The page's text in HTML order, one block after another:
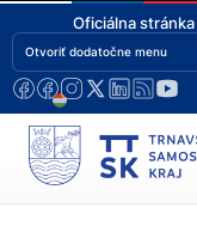
Oficiálna stránka
Otvoriť dodatočne menu